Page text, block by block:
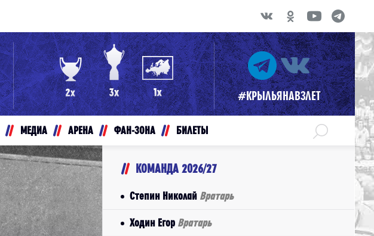
#КРЫЛЬЯНАВЗЛЕТ
МЕДИА АРЕНА ФАН-ЗОНА БИЛЕТЫ
КОМАНДА 2026/27
Степин Николай Вратарь
Ходин Егор Вратарь